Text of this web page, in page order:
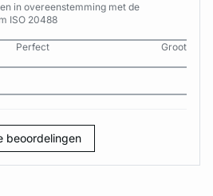
in overeenstemming met de
ISO 20488
Perfect
Groot
beoordelingen